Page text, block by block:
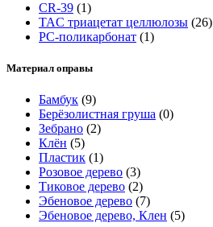
CR-39 (1)
TAC триацетат целлюлозы (26)
РС-поликарбонат (1)
Материал оправы
Бамбук (9)
Берёзолистная груша (0)
Зебрано (2)
Клён (5)
Пластик (1)
Розовое дерево (3)
Тиковое дерево (2)
Эбеновое дерево (7)
Эбеновое дерево, Клен (5)